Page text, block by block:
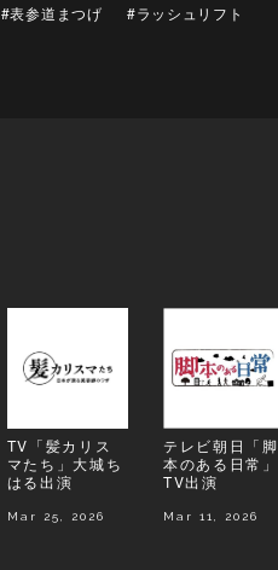
#表参道まつげ #ラッシュリフト
TV「髪カリス
マたち」大城ち
はる出演
Mar 25, 2026
テレビ朝日「脚
本のある日常」
TV出演
Mar 11, 2026